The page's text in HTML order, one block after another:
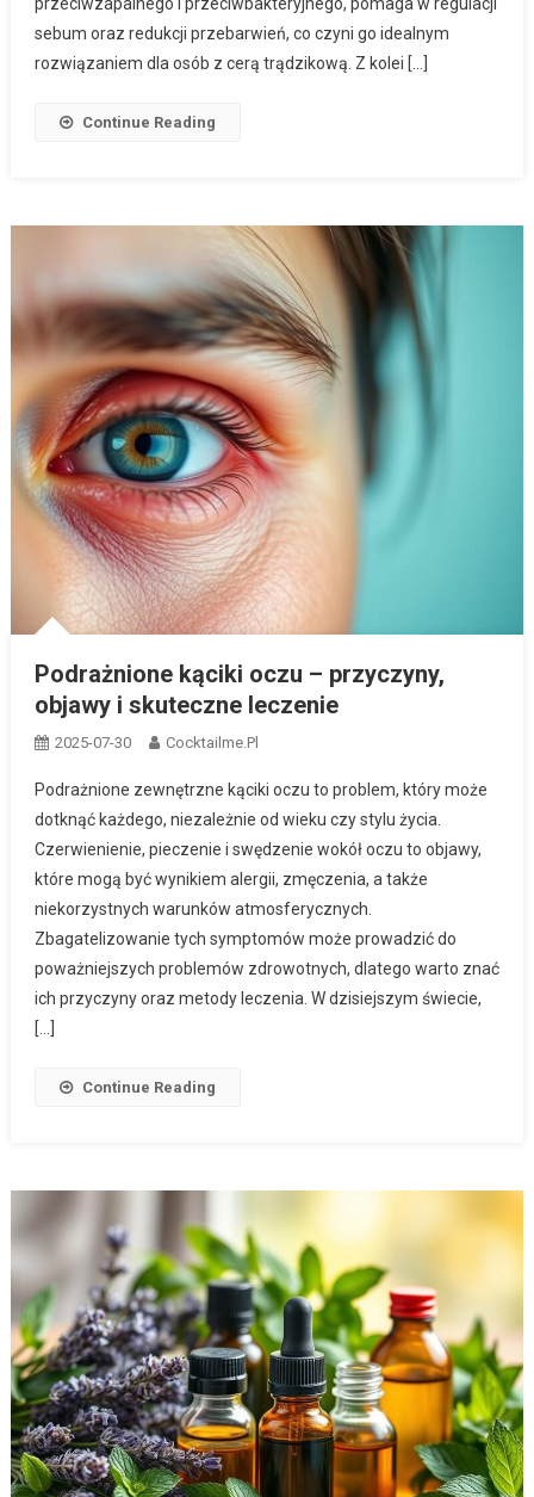
sebum oraz redukcji przebarwień, co czyni go idealnym
rozwiązaniem dla osób z cerą trądzikową. Z kolei […]
Continue Reading
Podrażnione kąciki oczu – przyczyny,
objawy i skuteczne leczenie
2025-07-30 Cocktailme.pl
Podrażnione zewnętrzne kąciki oczu to problem, który może
dotknąć każdego, niezależnie od wieku czy stylu życia.
Czerwienienie, pieczenie i swędzenie wokół oczu to objawy,
które mogą być wynikiem alergii, zmęczenia, a także
niekorzystnych warunków atmosferycznych.
Zbagatelizowanie tych symptomów może prowadzić do
poważniejszych problemów zdrowotnych, dlatego warto znać
ich przyczyny oraz metody leczenia. W dzisiejszym świecie,
[…]
Continue Reading